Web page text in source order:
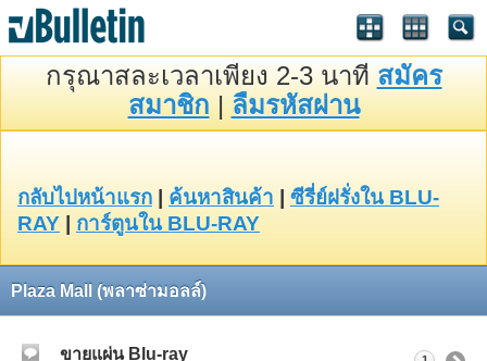
กรุณาสละเวลาเพียง 2-3 นาที สมัคร
สมาชิก | ลืมรหัสผ่าน
กลับไปหน้าแรก ค้นหาสินค้า
ซีรี่ย์ฝรั่งใน BLU-
RAY
การ์ตูนใน BLU-RAY
Plaza Mall (พลาซ่ามอลล์)
ขายแผ่น Blu-ray